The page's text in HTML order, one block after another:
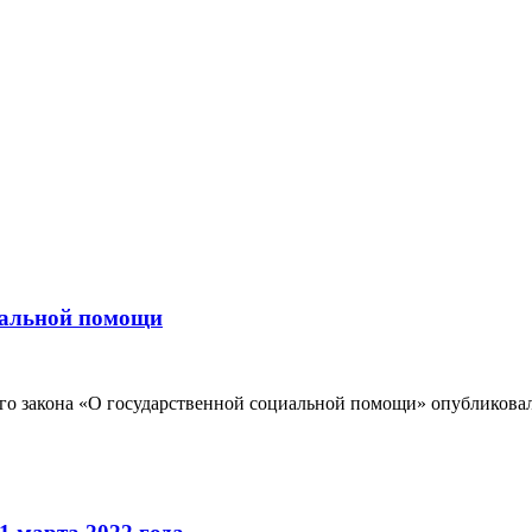
помощи
закона «О государственной социальной помощи»